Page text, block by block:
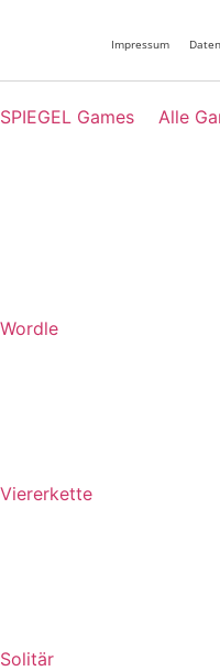
Impressum
SPIEGEL Games Alle
Wordle
Viererkette
Solitär